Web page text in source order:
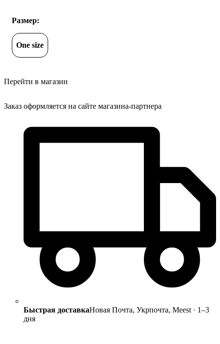
Размер:
One size
Перейти в магазин
Заказ оформляется на сайте магазина-партнера
Быстрая доставкаНовая Почта, Укрпочта, Meest · 1–3
дня